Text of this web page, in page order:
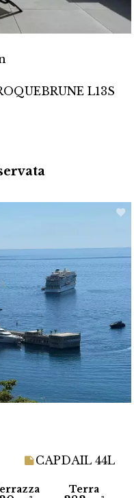
L13S
CAPDAIL 44L
Terra